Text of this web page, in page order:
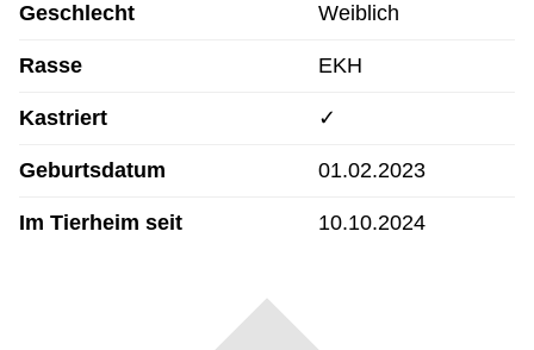
Geschlecht Weiblich
Rasse EKH
Kastriert ✓
Geburtsdatum 01.02.2023
Im Tierheim seit 10.10.2024